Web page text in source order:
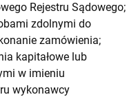
Rejestru Sądowego;
zdolnymi do
zamówienia;
kapitałowe lub
w imieniu
wykonawcy